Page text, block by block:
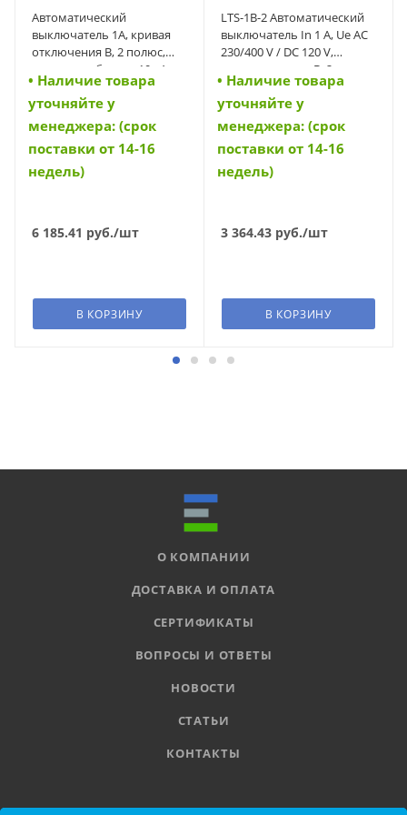
Автоматический
выключатель 1А, кривая
отключения B, 2 полюс,
откл. способность 10 кА
(PL7-B1/2) (165079)
• Наличие товара
уточняйте у
менеджера: (срок
поставки от 14-16
недель)
6 185.41 руб./шт
В КОРЗИНУ
LTS-1B-2 Автоматический
выключатель In 1 A, Ue AC
230/400 V / DC 120 V,
характеристика B, 2-полюс,
Icn 10 kA (42035)
• Наличие товара
уточняйте у
менеджера: (срок
поставки от 14-16
недель)
3 364.43 руб./шт
В КОРЗИНУ
О КОМПАНИИ
ДОСТАВКА И ОПЛАТА
СЕРТИФИКАТЫ
ВОПРОСЫ И ОТВЕТЫ
НОВОСТИ
СТАТЬИ
КОНТАКТЫ